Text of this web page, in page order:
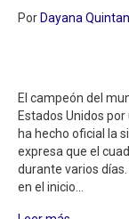
PorDayana
El campeón del
Estados Unidos
ha hecho oficial la
expresa que el
durante varios
en el inicio…